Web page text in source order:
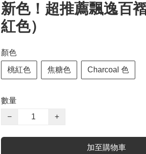
新色！超推薦飄逸百
紅色）
顏色
桃紅色 焦糖色 Charcoal 色
數量
−
+
加至購物車